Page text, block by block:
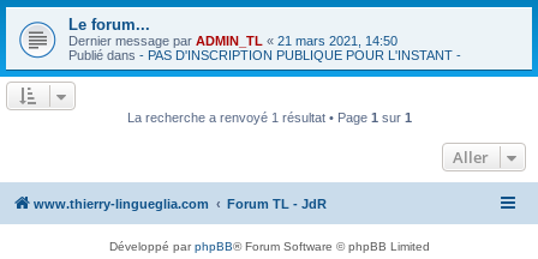
r
Le forum...
Dernier message par ADMIN_TL « 21 mars 2021, 14:50
Publié dans - PAS D'INSCRIPTION PUBLIQUE POUR L'INSTANT -
La recherche a renvoyé 1 résultat • Page 1 sur 1
Aller
www.thierry-lingueglia.com Forum TL - JdR
Développé parphpBB® Forum Software © phpBB Limited